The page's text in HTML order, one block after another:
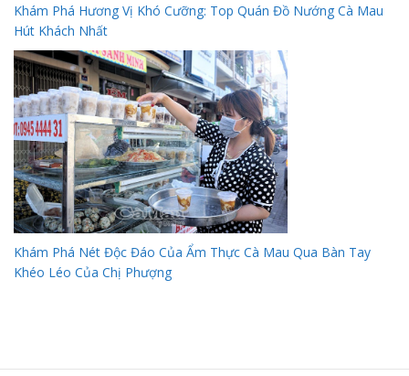
Khám Phá Hương Vị Khó Cưỡng: Top Quán Đồ Nướng Cà Mau
Hút Khách Nhất
Khám Phá Nét Độc Đáo Của Ẩm Thực Cà Mau Qua Bàn Tay
Khéo Léo Của Chị Phượng